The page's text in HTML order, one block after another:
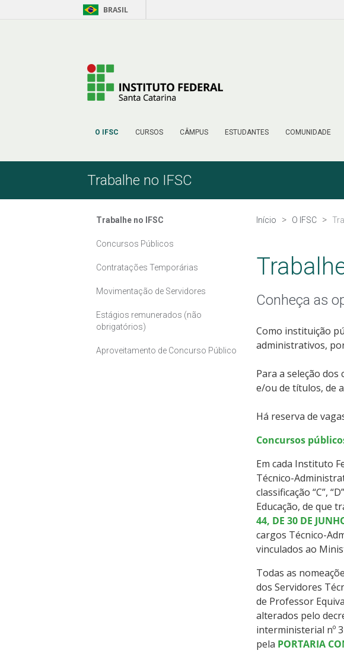
Pular para o Conteúdo BRASIL
O IFSC CURSOS CÂMPUS ESTUDANTES COMUNIDADE
Trabalhe no IFSC
Trabalhe no IFSC
Concursos Públicos
Contratações Temporárias
Movimentação de Servidores
Estágios remunerados (não
obrigatórios)
Aproveitamento de Concurso Público
Início O IFSC
Conheça as
Como instituição
administrativos,
Para a seleção
e/ou de títulos, de
Há reserva de
Concursos
Em cada Instituto
Técnico-
classificação “C”,
Educação, de que
44, DE 30 DE
cargos Técnico-
vinculados ao
Todas as
dos Servidores
de Professor
alterados pelo
interministerial nº
pela PORTARIA